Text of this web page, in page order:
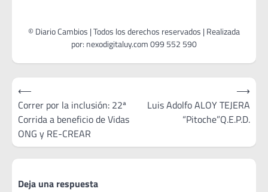
Navegación
de
entradas
⟵
Correr por la inclusión: 22ª
Corrida a beneficio de Vidas
ONG y RE-CREAR
Luis Adolfo ALOY TEJERA
“Pitoche”Q.E.P.D.
⟶
Deja una respuesta